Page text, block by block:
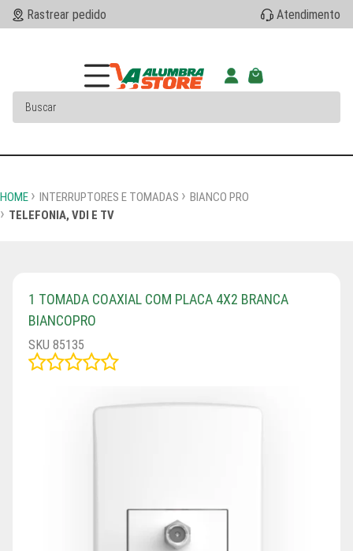
Rastrear pedido Atendimento
HOME INTERRUPTORES E TOMADAS
BIANCO PRO
TELEFONIA, VDI E TV
1 TOMADA COAXIAL COM PLACA 4X2 BRANCA
BIANCOPRO
SKU 85135